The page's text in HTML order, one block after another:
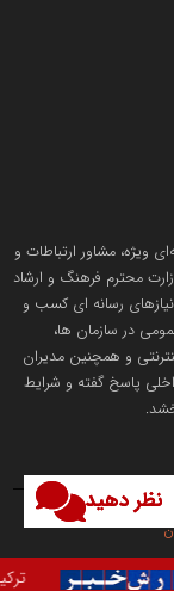
نظر دهید
ویژه، مشاور ارتباطات و
مجوز رسانه رسمی با شماره ثبت 86752 از وزارت محترم فرهنگ و ارشاد
رسانه ای کسب و
در سازمان ها،
و همچنین مدیران
پاسخ گفته و شرایط
سعودی و